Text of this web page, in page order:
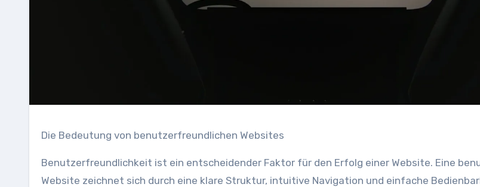
Die Bedeutung von benutzerfreundlichen Websites
Benutzerfreundlichkeit ist ein entscheidender Faktor für den Erfolg einer Website. Eine
Website zeichnet sich durch eine klare Struktur, intuitive Navigation und einfache